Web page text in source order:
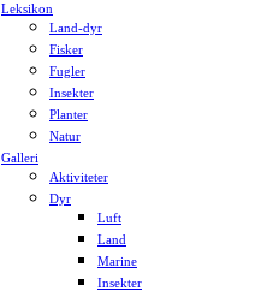
Leksikon
Land-dyr
Fisker
Fugler
Insekter
Planter
Natur
Galleri
Aktiviteter
Dyr
Luft
Land
Marine
Insekter